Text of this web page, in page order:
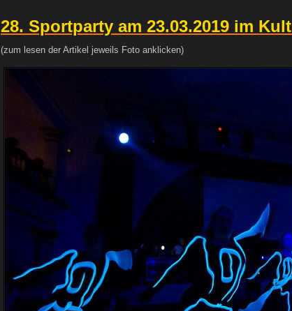
28. Sportparty am 23.03.2019 im
(zum lesen der Artikel jeweils Foto anklicken)